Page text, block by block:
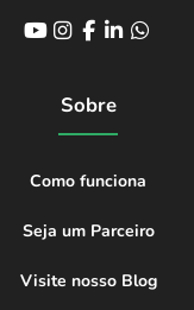
Sobre
Como funciona
Seja um Parceiro
Visite nosso Blog